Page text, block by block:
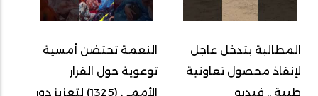
المطالبة بتدخل عاجل
لإنقاذ محصول تعاونية
طيبة .. فيديو
النعمة تحتضن أمسية
توعوية حول القرار
الأممي (1325) لتعزيز دور